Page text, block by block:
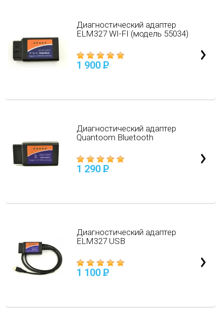
Диагностический адаптер
ELM327 WI-FI (модель 55034)
1 900 P
Диагностический адаптер
Quantoom Bluetooth
1 290 P
Диагностический адаптер
ELM327 USB
1 100 P